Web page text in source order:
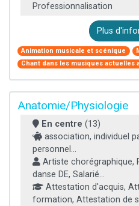
Professionnalisation
Plus
Animation musicale et scénique
Chant dans les musiques actuelles
Anatomie/Physiologie
En centre (13)
association, individuel
personnel...
Artiste chorégraphique,
danse DE, Salarié...
Attestation d'acquis,
formation, Attestation de